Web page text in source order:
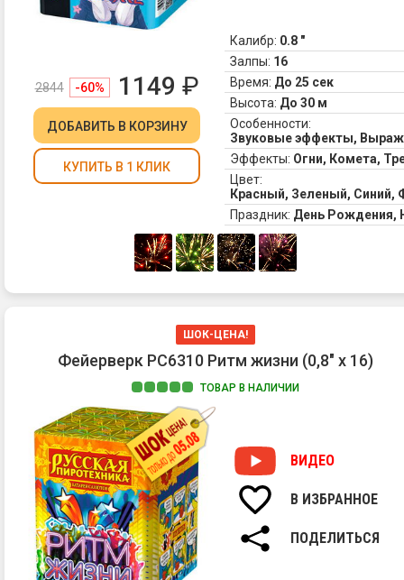
2844 -60% 1149 ₽
ДОБАВИТЬ В КОРЗИНУ
КУПИТЬ В 1 КЛИК
Калибр: 0.8 "
Залпы: 16
Время: До 25 сек
Высота: До 30 м
Особенности:
Звуковые эффекты,
Эффекты: Огни, Комета,
Цвет:
Красный, Зеленый,
Праздник: День Рождения,
ШОК-ЦЕНА!
Фейерверк РС6310 Ритм жизни (0,8" х 16)
ТОВАР В НАЛИЧИИ
ВИДЕО
В ИЗБРАННОЕ
ПОДЕЛИТЬСЯ